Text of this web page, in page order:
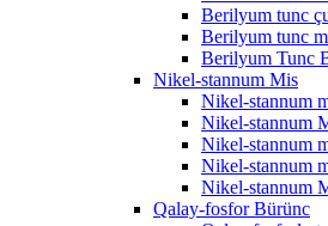
Berilyum tunc
Berilyum tunc
Berilyum Tunc
Nikel-stannum Mis
Nikel-stannum
Nikel-stannum
Nikel-stannum
Nikel-stannum
Nikel-stannum
Qalay-fosfor Bürünc